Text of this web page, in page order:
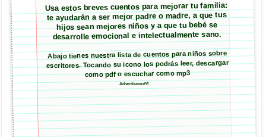
Usa estos breves cuentos para mejorar tu familia:
te ayudarán a ser mejor padre o madre, a que tus
hijos sean mejores niños y a que tu bebé se
desarrolle emocional e intelectualmente sano.
Abajo tienes nuestra lista de cuentos para niños sobre
escritores. Tocando su icono los podrás leer, descargar
como pdf o escuchar como mp3
Advertisement